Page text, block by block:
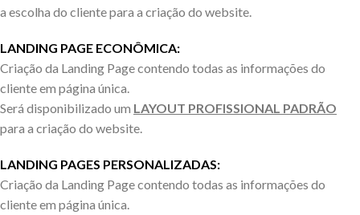
a escolha do cliente para a criação do website.
LANDING PAGE ECONÔMICA:
Criação da Landing Page contendo todas as informações do
cliente em página única.
Será disponibilizado um LAYOUT PROFISSIONAL PADRÃO
para a criação do website.
LANDING PAGES PERSONALIZADAS:
Criação da Landing Page contendo todas as informações do
cliente em página única.